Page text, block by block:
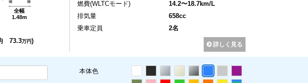
全幅
1.48m
73.3万円)
燃費(WLTCモード)
14.2〜18.7km/L
排気量
658cc
乗車定員
2名
詳しく見る
本体色